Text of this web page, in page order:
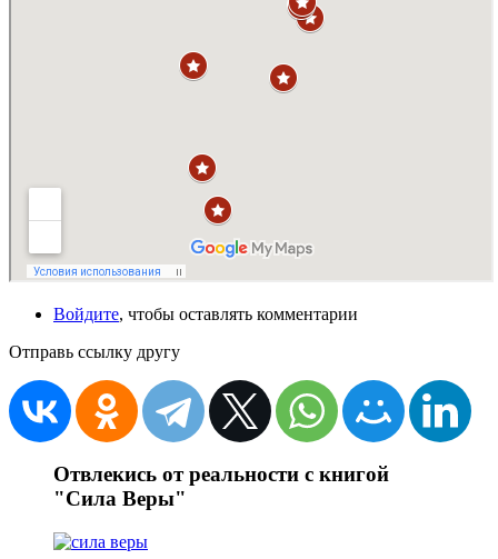
Войдите, чтобы оставлять комментарии
Отправь ссылку другу
Отвлекись от реальности с книгой
"Сила Веры"